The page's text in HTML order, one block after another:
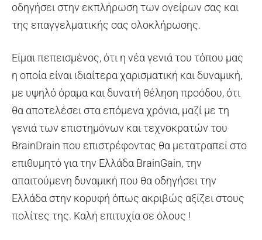
οδηγήσει στην εκπλήρωση των ονείρων σας και
της επαγγελματικής σας ολοκλήρωσης.
Είμαι πεπεισμένος, ότι η νέα γενιά του τόπου μας
η οποία είναι ιδιαίτερα χαρισματική και δυναμική,
με υψηλό όραμα και δυνατή θέληση προόδου, ότι
θα αποτελέσει στα επόμενα χρόνια, μαζί με τη
γενιά των επιστημόνων και τεχνοκρατών του
BrainDrain που επιστρέφοντας θα μετατραπεί στο
επιθυμητό για την Ελλάδα BrainGain, την
απαιτούμενη δυναμική που θα οδηγήσει την
Ελλάδα στην κορυφή όπως ακριβώς αξίζει στους
πολίτες της. Καλή επιτυχία σε όλους !